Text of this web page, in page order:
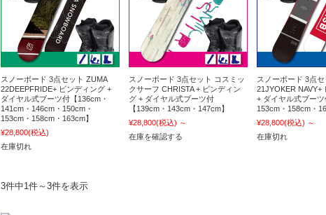
スノーボード 3点セット ZUMA
22DEEPFRIDE+ ビンディング +
ダイヤル式ブーツ付【136cm・
141cm・146cm・150cm・
153cm・158cm・163cm】
¥28,800(税込)
在庫切れ
スノーボード 3点セット コスミッ
クサーフ CHRISTA + ビンディン
グ + ダイヤル式ブーツ付
【139cm・143cm・147cm】
¥28,800(税込) ～
在庫を確認する
スノーボード 3点
21JYOKER NAVY+
+ ダイヤル式ブーツ
153cm・158cm・
¥28,800(税込) ～
在庫切れ
3件中1件～3件を表示